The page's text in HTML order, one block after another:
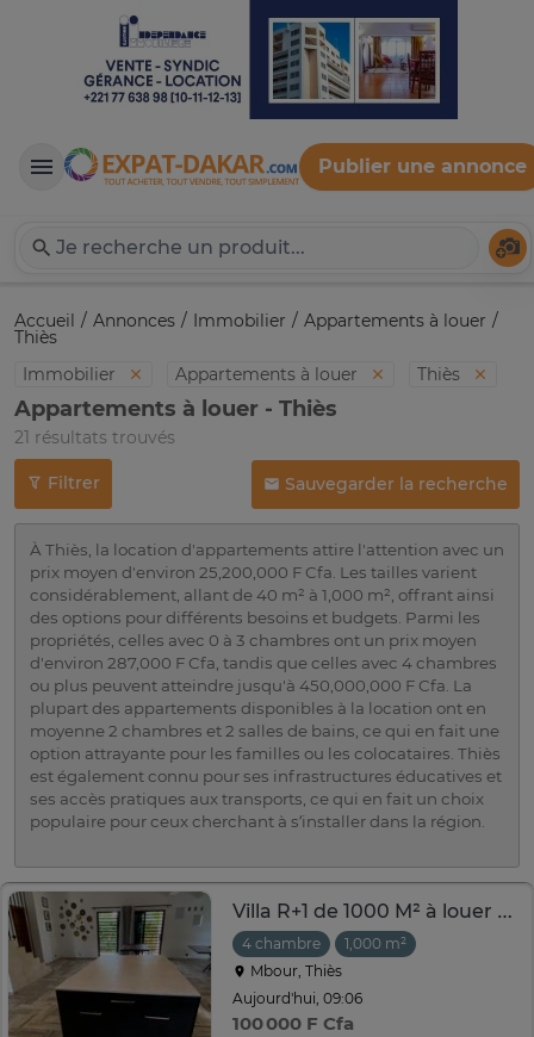
Expat-Dakar
Publier une annonce
Accueil Annonces Immobilier Appartements à louer
Thiès
Immobilier
Appartements à louer Thiès
Appartements à louer - Thiès
21 résultats trouvés
Filtrer Sauvegarder la recherche
À Thiès, la location d'appartements attire l'attention avec un
prix moyen d'environ 25,200,000 F Cfa. Les tailles varient
considérablement, allant de 40 m² à 1,000 m², offrant ainsi
des options pour différents besoins et budgets. Parmi les
propriétés, celles avec 0 à 3 chambres ont un prix moyen
d'environ 287,000 F Cfa, tandis que celles avec 4 chambres
ou plus peuvent atteindre jusqu'à 450,000,000 F Cfa. La
plupart des appartements disponibles à la location ont en
moyenne 2 chambres et 2 salles de bains, ce qui en fait une
option attrayante pour les familles ou les colocataires. Thiès
est également connu pour ses infrastructures éducatives et
ses accès pratiques aux transports, ce qui en fait un choix
populaire pour ceux cherchant à s’installer dans la région.
Villa R+1 de 1000 M² à louer à NGAPAROU
4 chambre
1,000 m²
Mbour, Thiès
Aujourd'hui, 09:06
100 000 F Cfa